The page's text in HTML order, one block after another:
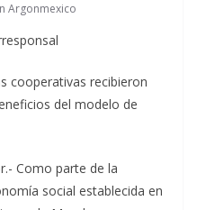
Argonmexico
cooperativas recibieron
del modelo de
Como parte de la
social establecida en